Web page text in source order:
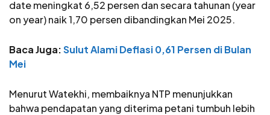
date meningkat 6,52 persen dan secara tahunan (year
on year) naik 1,70 persen dibandingkan Mei 2025.
Baca Juga:Sulut Alami Deflasi 0,61 Persen di Bulan
Mei
Menurut Watekhi, membaiknya NTP menunjukkan
bahwa pendapatan yang diterima petani tumbuh lebih